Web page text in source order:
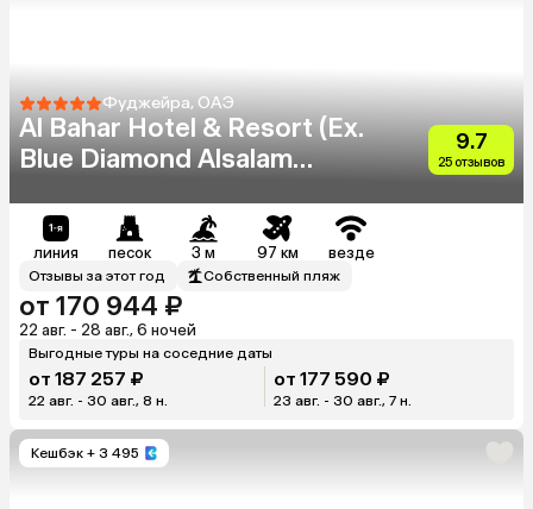
Фуджейра, ОАЭ
Al Bahar Hotel & Resort (Ex.
Blue Diamond Alsalam
9.7
25 отзывов
линия песок 3 м 97 км везде
Отзывы за этот год Собственный пляж
от 170 944 ₽
22 авг. - 28 авг., 6 ночей
Выгодные туры на соседние даты
от 187 257 ₽
22 авг. - 30 авг., 8 н.
от 177 590 ₽
23 авг. - 30 авг., 7 н.
Кешбэк + 3 495